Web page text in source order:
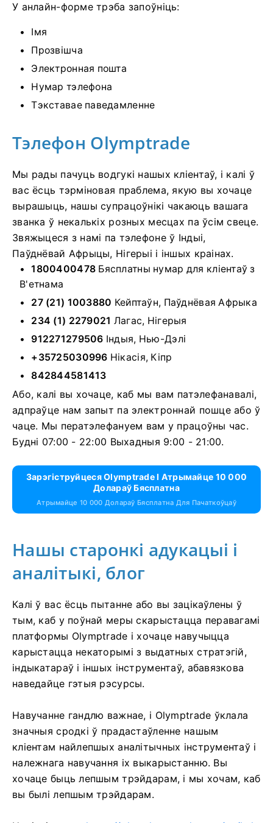
У анлайн-форме трэба запоўніць:
Імя
Прозвішча
Электронная пошта
Нумар тэлефона
Тэкставае паведамленне
Тэлефон Olymptrade
Мы рады пачуць водгукі нашых кліентаў, і калі ў
вас ёсць тэрміновая праблема, якую вы хочаце
вырашыць, нашы супрацоўнікі чакаюць вашага
званка ў некалькіх розных месцах па ўсім свеце.
Звяжыцеся з намі па тэлефоне ў Індыі,
Паўднёвай Афрыцы, Нігерыі і іншых краінах.
1800400478 Бясплатны нумар для кліентаў з
В'етнама
27 (21) 1003880 Кейптаўн, Паўднёвая Афрыка
234 (1) 2279021 Лагас, Нігерыя
912271279506 Індыя, Нью-Дэлі
+35725030996 Нікасія, Кіпр
842844581413
Або, калі вы хочаце, каб мы вам патэлефанавалі,
адпраўце нам запыт па электроннай пошце або ў
чаце. Мы ператэлефануем вам у працоўны час.
Будні 07:00 - 22:00 Выхадныя 9:00 - 21:00.
Зарэгіструйцеся Olymptrade І Атрымайце 10 000
Долараў Бясплатна
Атрымайце 10 000 Долараў Бясплатна Для Пачаткоўцаў
Нашы старонкі адукацыі і
аналітыкі, блог
Калі ў вас ёсць пытанне або вы зацікаўлены ў
тым, каб у поўнай меры скарыстацца перавагамі
платформы Olymptrade і хочаце навучыцца
карыстацца некаторымі з выдатных стратэгій,
індыкатараў і іншых інструментаў, абавязкова
наведайце гэтыя рэсурсы.
Навучанне гандлю важнае, і Olymptrade ўклала
значныя сродкі ў прадастаўленне нашым
кліентам найлепшых аналітычных інструментаў і
належнага навучання іх выкарыстанню. Вы
хочаце быць лепшым трэйдарам, і мы хочам, каб
вы былі лепшым трэйдарам.